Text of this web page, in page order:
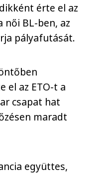
érte el az
BL-ben, az
pályafutását.
el az ETO-t a
csapat hat
maradt
együttes,